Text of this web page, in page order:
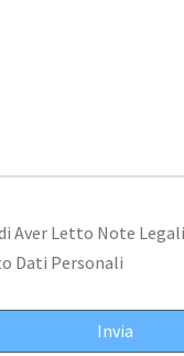
Aver Letto Note Legali
Dati Personali